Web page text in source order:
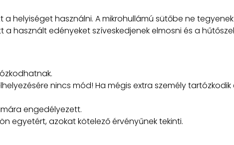
a helyiséget használni. A mikrohullámú sütőbe ne
használt edényeket szíveskedjenek elmosni és a
nincs mód! Ha mégis extra személy
engedélyezett.
egyetért, azokat kötelező érvényűnek tekinti.